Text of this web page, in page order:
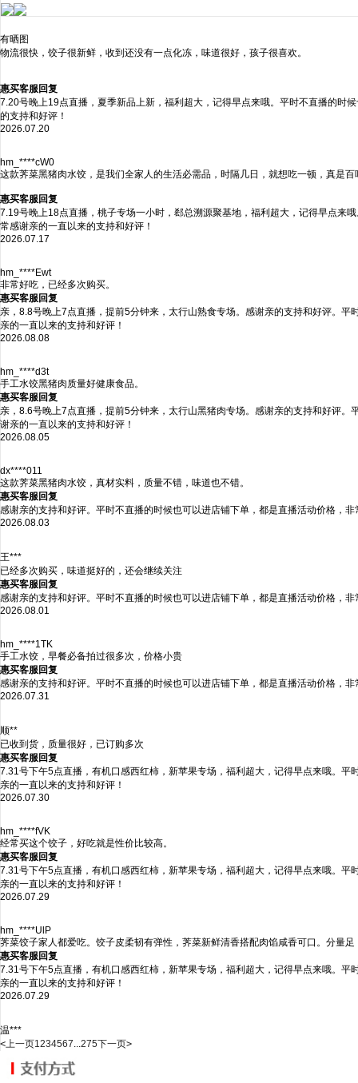
有晒图
物流很快，饺子很新鲜，收到还没有一点化冻，味道很好，孩子很喜欢。
惠买客服回复
7.20号晚上19点直播，夏季新品上新，福利超大，记得早点来哦。平时不直播的时
的支持和好评！
2026.07.20
hm_****cW0
这款荠菜黑猪肉水饺，是我们全家人的生活必需品，时隔几日，就想吃一顿，真是
惠买客服回复
7.19号晚上18点直播，桃子专场一小时，郄总溯源聚基地，福利超大，记得早点来
常感谢亲的一直以来的支持和好评！
2026.07.17
hm_****Ewt
非常好吃，已经多次购买。
惠买客服回复
亲，8.8号晚上7点直播，提前5分钟来，太行山熟食专场。感谢亲的支持和好评。
亲的一直以来的支持和好评！
2026.08.08
hm_****d3t
手工水饺黑猪肉质量好健康食品。
惠买客服回复
亲，8.6号晚上7点直播，提前5分钟来，太行山黑猪肉专场。感谢亲的支持和好评
谢亲的一直以来的支持和好评！
2026.08.05
dx****011
这款荠菜黑猪肉水饺，真材实料，质量不错，味道也不错。
惠买客服回复
感谢亲的支持和好评。平时不直播的时候也可以进店铺下单，都是直播活动价格，
2026.08.03
王***
已经多次购买，味道挺好的，还会继续关注
惠买客服回复
感谢亲的支持和好评。平时不直播的时候也可以进店铺下单，都是直播活动价格，
2026.08.01
hm_****1TK
手工水饺，早餐必备拍过很多次，价格小贵
惠买客服回复
感谢亲的支持和好评。平时不直播的时候也可以进店铺下单，都是直播活动价格，
2026.07.31
顺**
已收到货，质量很好，已订购多次
惠买客服回复
7.31号下午5点直播，有机口感西红柿，新苹果专场，福利超大，记得早点来哦。
亲的一直以来的支持和好评！
2026.07.30
hm_****fVK
经常买这个饺子，好吃就是性价比较高。
惠买客服回复
7.31号下午5点直播，有机口感西红柿，新苹果专场，福利超大，记得早点来哦。
亲的一直以来的支持和好评！
2026.07.29
hm_****UlP
荠菜饺子家人都爱吃。饺子皮柔韧有弹性，荠菜新鲜清香搭配肉馅咸香可口。分量
惠买客服回复
7.31号下午5点直播，有机口感西红柿，新苹果专场，福利超大，记得早点来哦。
亲的一直以来的支持和好评！
2026.07.29
温***
<上一页1234567...275下一页>